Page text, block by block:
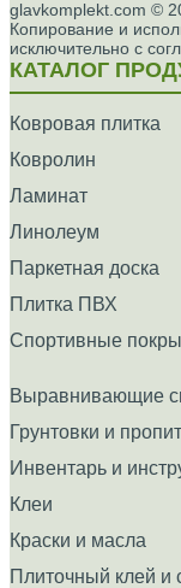
glavkomplekt.com ©
Копирование и
исключительно с
КАТАЛОГ
Ковровая плитка
Ковролин
Ламинат
Линолеум
Паркетная доска
Плитка ПВХ
Спортивные
Выравнивающие
Грунтовки и
Инвентарь и
Клеи
Краски и масла
Плиточный клей и